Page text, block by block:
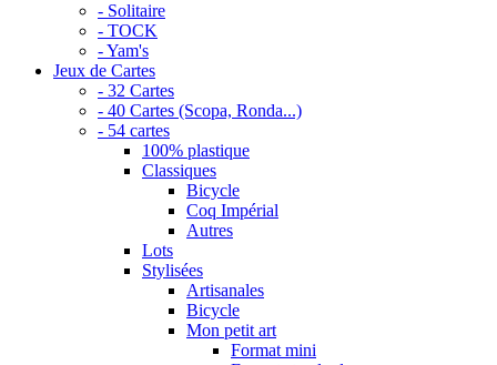
- Solitaire
- TOCK
- Yam's
Jeux de Cartes
- 32 Cartes
- 40 Cartes (Scopa, Ronda...)
- 54 cartes
100% plastique
Classiques
Bicycle
Coq Impérial
Autres
Lots
Stylisées
Artisanales
Bicycle
Mon petit art
Format mini